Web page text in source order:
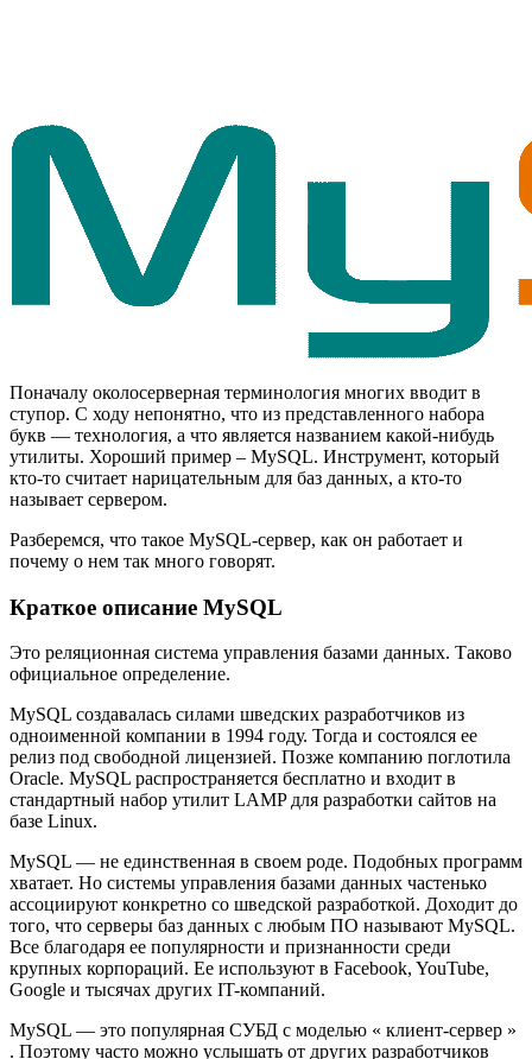
Поначалу околосерверная терминология многих вводит в
ступор. С ходу непонятно, что из представленного набора
букв — технология, а что является названием какой-нибудь
утилиты. Хороший пример – MySQL. Инструмент, который
кто-то считает нарицательным для баз данных, а кто-то
называет сервером.
Разберемся, что такое MySQL-сервер, как он работает и
почему о нем так много говорят.
Краткое описание MySQL
Это реляционная система управления базами данных. Таково
официальное определение.
MySQL создавалась силами шведских разработчиков из
одноименной компании в 1994 году. Тогда и состоялся ее
релиз под свободной лицензией. Позже компанию поглотила
Oracle. MySQL распространяется бесплатно и входит в
стандартный набор утилит LAMP для разработки сайтов на
базе Linux.
MySQL — не единственная в своем роде. Подобных программ
хватает. Но системы управления базами данных частенько
ассоциируют конкретно со шведской разработкой. Доходит до
того, что серверы баз данных с любым ПО называют MySQL.
Все благодаря ее популярности и признанности среди
крупных корпораций. Ее используют в Facebook, YouTube,
Google и тысячах других IT-компаний.
MySQL — это популярная СУБД с моделью « клиент-сервер »
. Поэтому часто можно услышать от других разработчиков